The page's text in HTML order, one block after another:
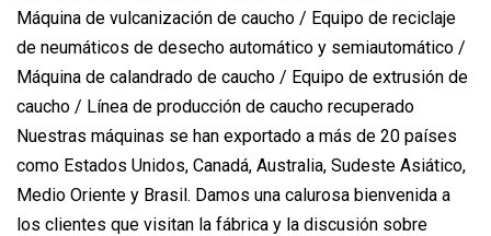
Máquina de vulcanización de caucho / Equipo de reciclaje
de neumáticos de desecho automático y semiautomático /
Máquina de calandrado de caucho / Equipo de extrusión de
caucho / Línea de producción de caucho recuperado
Nuestras máquinas se han exportado a más de 20 países
como Estados Unidos, Canadá, Australia, Sudeste Asiático,
Medio Oriente y Brasil. Damos una calurosa bienvenida a
los clientes que visitan la fábrica y la discusión sobre